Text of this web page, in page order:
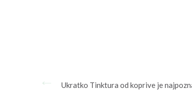
Ukratko Tinktura od koprive je